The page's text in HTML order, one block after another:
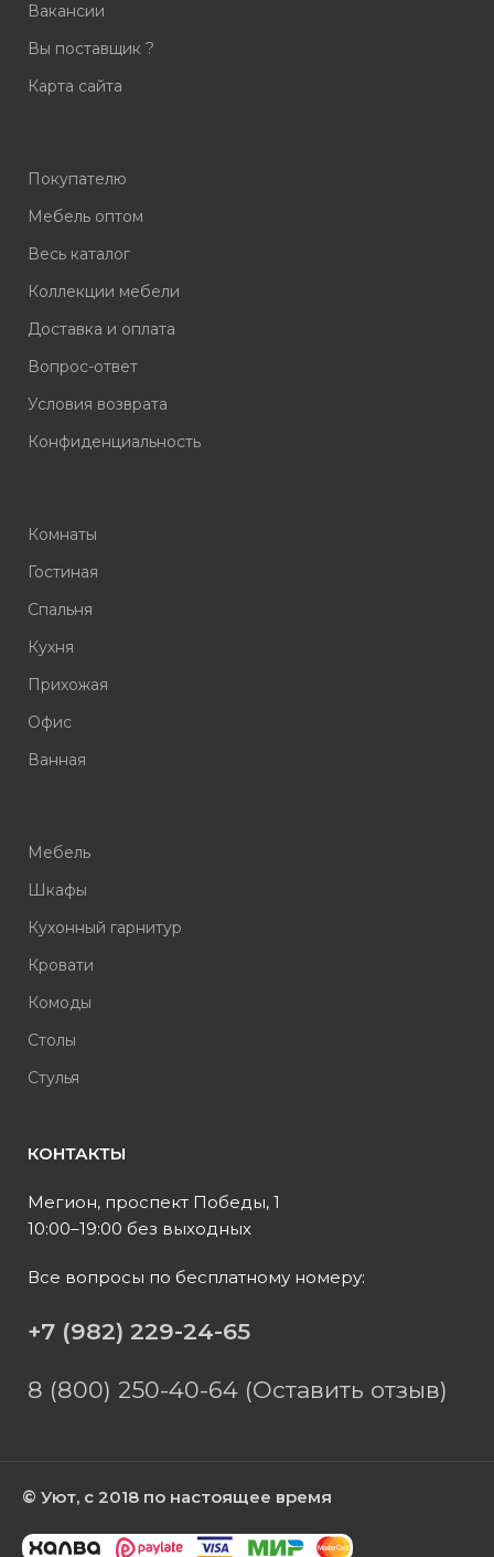
Вакансии
Вы поставщик ?
Карта сайта
Покупателю
Мебель оптом
Весь каталог
Коллекции мебели
Доставка и оплата
Вопрос-ответ
Условия возврата
Конфиденциальность
Комнаты
Гостиная
Спальня
Кухня
Прихожая
Офис
Ванная
Мебель
Шкафы
Кухонный гарнитур
Кровати
Комоды
Столы
Стулья
КОНТАКТЫ
Мегион, проспект Победы, 1
10:00–19:00 без выходных
Все вопросы по бесплатному номеру:
+7 (982) 229-24-65
8 (800) 250-40-64 (Оставить отзыв)
© Уют, с 2018 по настоящее время